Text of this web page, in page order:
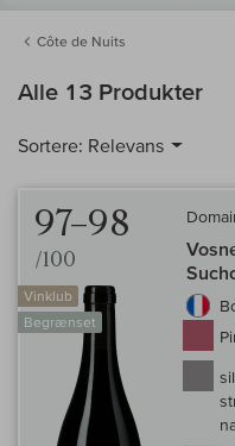
Côte de Nuits
Alle 13 Produkter
Sortere: Relevans
97–98
/100
Vinklub
Begrænset